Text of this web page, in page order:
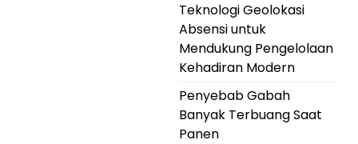
Teknologi Geolokasi
Absensi untuk
Mendukung Pengelolaan
Kehadiran Modern
Penyebab Gabah
Banyak Terbuang Saat
Panen